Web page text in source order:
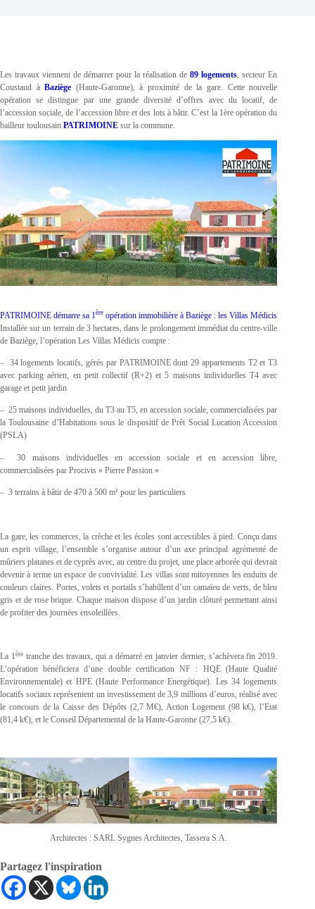
Les travaux viennent de démarrer pour la réalisation de89 logements, secteur En
Coustaud àBaziège (Haute-Garonne), à proximité de la gare. Cette nouvelle
opération se distingue par une grande diversité d’offres avec du locatif, de
l’accession sociale, de l’accession libre et des lots à bâtir. C’est la 1ère opération du
bailleur toulousain PATRIMOINE sur la commune.
PATRIMOINE démarre sa 1 ère opération immobilière à Baziège : les Villas Médicis
Installée sur un terrain de 3 hectares, dans le prolongement immédiat du centre-ville
de Baziège, l’opération Les Villas Médicis compte :
– 34 logements locatifs, gérés par PATRIMOINE dont 29 appartements T2 et T3
avec parking aérien, en petit collectif (R+2) et 5 maisons individuelles T4 avec
garage et petit jardin
– 25 maisons individuelles, du T3 au T5, en accession sociale, commercialisées par
la Toulousaine d’Habitations sous le dispositif de Prêt Social Location Accession
(PSLA)
– 30 maisons individuelles en accession sociale et en accession libre,
commercialisées par Procivis « Pierre Passion »
– 3 terrains à bâtir de 470 à 500 m² pour les particuliers
La gare, les commerces, la crèche et les écoles sont accessibles à pied. Conçu dans
un esprit village, l’ensemble s’organise autour d’un axe principal agrémenté de
mûriers platanes et de cyprès avec, au centre du projet, une place arborée qui devrait
devenir à terme un espace de convivialité. Les villas sont mitoyennes les enduits de
couleurs claires. Portes, volets et portails s’habillent d’un camaïeu de verts, de bleu
gris et de rose brique. Chaque maison dispose d’un jardin clôturé permettant ainsi
de profiter des journées ensoleillées.
La 1èretranche des travaux, qui a démarré en janvier dernier, s’achèvera fin 2019.
L’opération bénéficiera d’une double certification NF : HQE (Haute Qualité
Environnementale) et HPE (Haute Performance Energétique). Les 34 logements
locatifs sociaux représentent un investissement de 3,9 millions d’euros, réalisé avec
le concours de la Caisse des Dépôts (2,7 M€), Action Logement (98 k€), l’Etat
(81,4 k€), et le Conseil Départemental de la Haute-Garonne (27,5 k€).
Architectes : SARL Sygnes Architectes, Tassera S.A.
Partagez l'inspiration